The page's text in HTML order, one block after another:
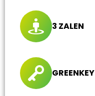
3 ZALEN
GREENKEY